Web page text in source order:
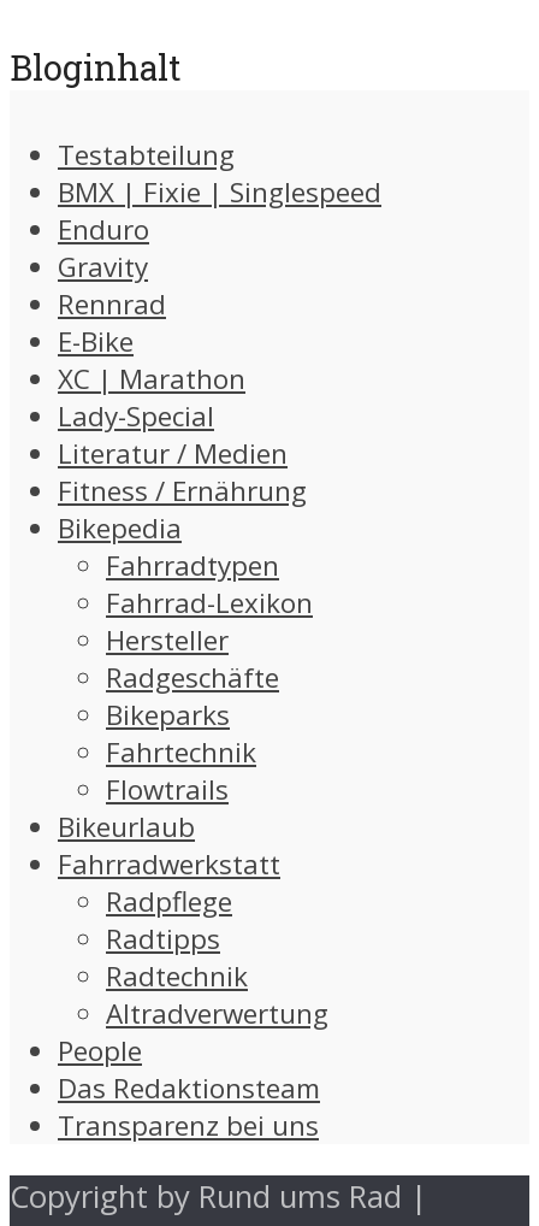
Bloginhalt
Testabteilung
BMX | Fixie | Singlespeed
Enduro
Gravity
Rennrad
E-Bike
XC | Marathon
Lady-Special
Literatur / Medien
Fitness / Ernährung
Bikepedia
Fahrradtypen
Fahrrad-Lexikon
Hersteller
Radgeschäfte
Bikeparks
Fahrtechnik
Flowtrails
Bikeurlaub
Fahrradwerkstatt
Radpflege
Radtipps
Radtechnik
Altradverwertung
People
Das Redaktionsteam
Transparenz bei uns
Copyright by Rund ums Rad |